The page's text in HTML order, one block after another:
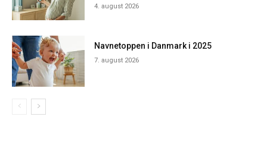
4. august 2026
Navnetoppen i Danmark i 2025
7. august 2026